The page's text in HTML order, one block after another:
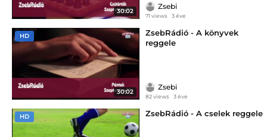
30:02
Zsebi
71 views 3 éve
HD
30:02
ZsebRádió - A könyvek
reggele
Zsebi
82 views 3 éve
HD ZsebRádió - A cselek reggele